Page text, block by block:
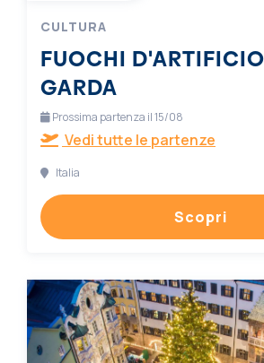
CULTURA
FUOCHI
GARDA
Prossima partenza il 15/08
Vedi tutte le partenze
Italia
Scopri